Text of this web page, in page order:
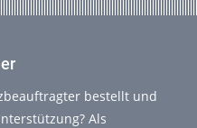
bestellt und
Als